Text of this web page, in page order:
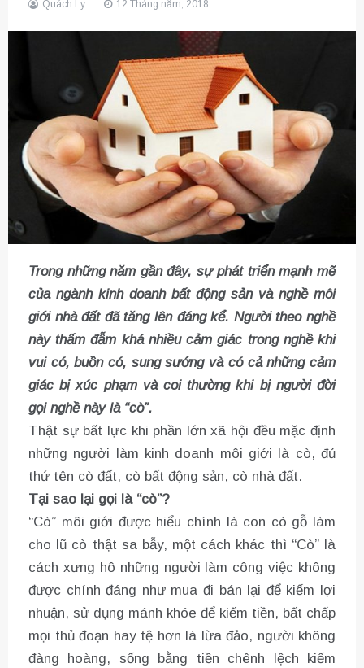
Quách Ly 12 Tháng năm, 2018
Trong những năm gần đây, sự phát triển mạnh mẽ
của ngành kinh doanh bất động sản và nghề môi
giới nhà đất đã tăng lên đáng kể. Người theo nghề
này thấm đẫm khá nhiều cảm giác trong nghề khi
vui có, buồn có, sung sướng và có cả những cảm
giác bị xúc phạm và coi thường khi bị người đời
gọi nghề này là “cò”.
Thật sự bất lực khi phần lớn xã hội đều mặc định
những người làm kinh doanh môi giới là cò, đủ
thứ tên cò đất, cò bất động sản, cò nhà đất.
Tại sao lại gọi là “cò”?
“Cò” môi giới được hiểu chính là con cò gỗ làm
cho lũ cò thật sa bẫy, một cách khác thì “Cò” là
cách xưng hô những người làm công việc không
được chính đáng như mua đi bán lại để kiếm lợi
nhuận, sử dụng mánh khóe để kiếm tiền, bất chấp
mọi thủ đoạn hay tệ hơn là lừa đảo, người không
đàng hoàng, sống bằng tiền chênh lệch kiếm